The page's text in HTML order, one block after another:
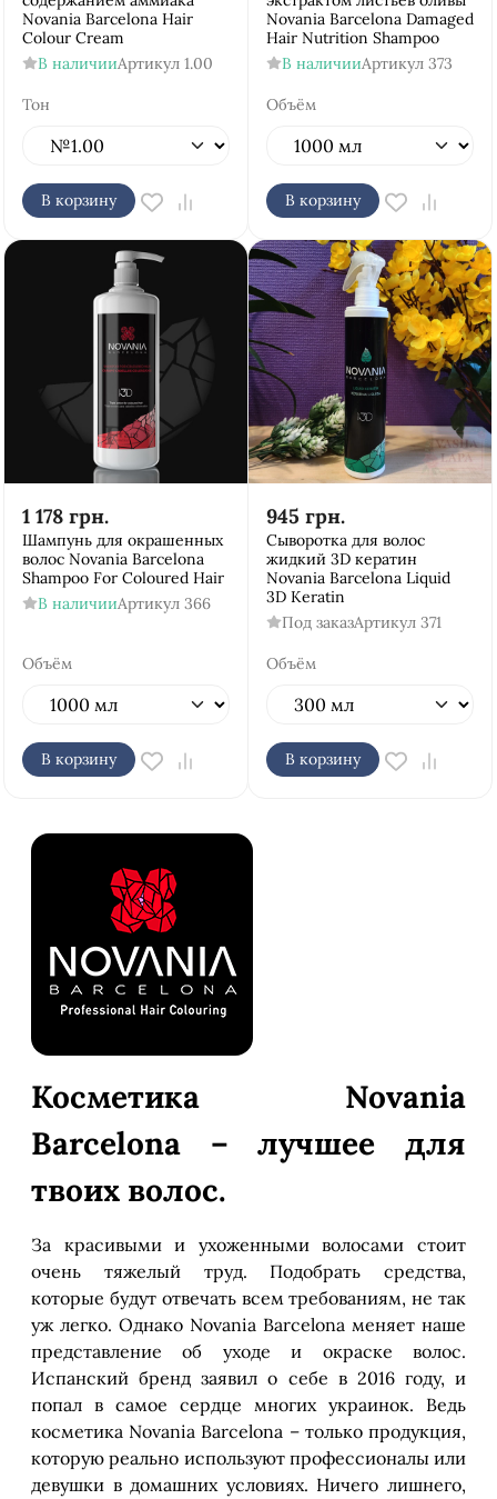
Novania Barcelona Hair
Colour Cream
В наличииАртикул 1.00
Тон
В корзину
Novania Barcelona Damaged
Hair Nutrition Shampoo
В наличииАртикул 373
Объём
В корзину
1 178 грн.
Шампунь для окрашенных
волос Novania Barcelona
Shampoo For Coloured Hair
В наличииАртикул 366
Объём
В корзину
945 грн.
Сыворотка для волос
жидкий 3D кератин
Novania Barcelona Liquid
3D Keratin
Под заказАртикул 371
Объём
В корзину
Косметика Novania
Barcelona – лучшее для
твоих волос.
За красивыми и ухоженными волосами стоит
очень тяжелый труд. Подобрать средства,
которые будут отвечать всем требованиям, не так
уж легко. Однако Novania Barcelona меняет наше
представление об уходе и окраске волос.
Испанский бренд заявил о себе в 2016 году, и
попал в самое сердце многих украинок. Ведь
косметика Novania Barcelona – только продукция,
которую реально используют профессионалы или
девушки в домашних условиях. Ничего лишнего,